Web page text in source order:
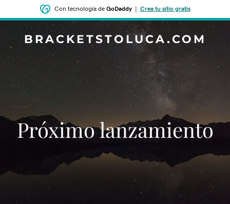
Con tecnología de GoDaddy| Crea tu sitio gratis
BRACKETSTOLUCA.COM
‌‌Próximo lanzamiento